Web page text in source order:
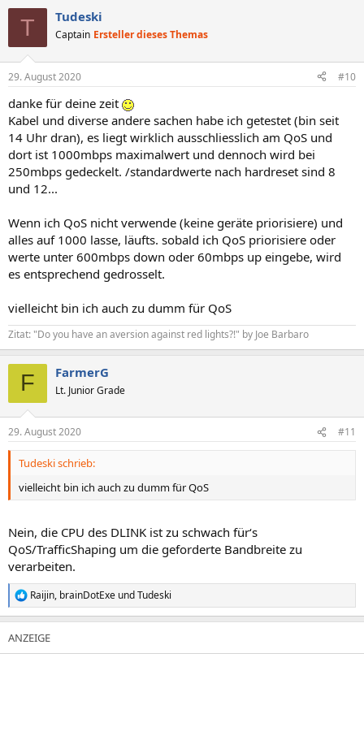
e
:
T Tudeski
Captain Ersteller dieses Themas
29. August 2020 #10
danke für deine zeit
Kabel und diverse andere sachen habe ich getestet (bin seit
14 Uhr dran), es liegt wirklich ausschliesslich am QoS und
dort ist 1000mbps maximalwert und dennoch wird bei
250mbps gedeckelt. /standardwerte nach hardreset sind 8
und 12...
Wenn ich QoS nicht verwende (keine geräte priorisiere) und
alles auf 1000 lasse, läufts. sobald ich QoS priorisiere oder
werte unter 600mbps down oder 60mbps up eingebe, wird
es entsprechend gedrosselt.
vielleicht bin ich auch zu dumm für QoS
Zitat: "Do you have an aversion against red lights?!" by Joe Barbaro
F FarmerG
Lt. Junior Grade
29. August 2020 #11
Tudeski schrieb:
vielleicht bin ich auch zu dumm für QoS
Nein, die CPU des DLINK ist zu schwach für‘s
QoS/TrafficShaping um die geforderte Bandbreite zu
verarbeiten.
R
e
a
k
t
Raijin, brainDotExe undTudeski